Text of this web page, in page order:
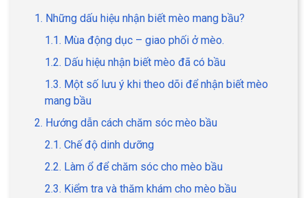
GIỚI THIỆU
DỊCH VỤ
1. Những dấu hiệu nhận biết mèo mang bầu?
1.1. Mùa động dục – giao phối ở mèo.
1.2. Dấu hiệu nhận biết mèo đã có bầu
1.3. Một số lưu ý khi theo dõi để nhận biết mèo
mang bầu
2. Hướng dẫn cách chăm sóc mèo bầu
2.1. Chế độ dinh dưỡng
2.2. Làm ổ để chăm sóc cho mèo bầu
2.3. Kiểm tra và thăm khám cho mèo bầu